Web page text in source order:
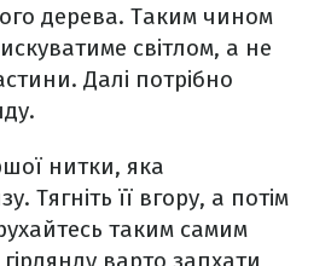
дерева. Таким чином
світлом, а не
Далі потрібно
нитки, яка
Тягніть її вгору, а потім
таким самим